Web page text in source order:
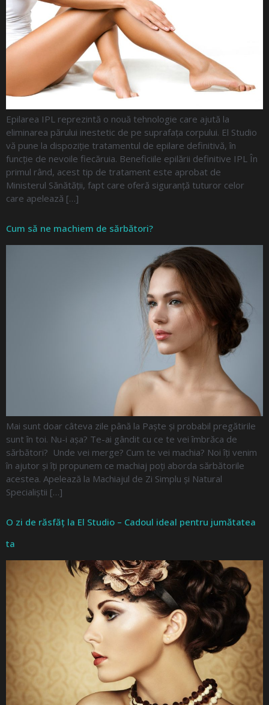
Epilarea IPL reprezintă o nouă tehnologie care ajută la
eliminarea părului inestetic de pe suprafața corpului. El Studio
vă pune la dispoziție tratamentul de epilare definitivă, în
funcție de nevoile fiecăruia. Beneficiile epilării definitive IPL În
primul rând, acest tip de tratament este aprobat de
Ministerul Sănătății, fapt care oferă siguranță tuturor celor
care apelează […]
Cum să ne machiem de sărbători?
Mai sunt doar câteva zile până la Paște și probabil pregătirile
sunt în toi. Nu-i așa? Te-ai gândit cu ce te vei îmbrăca de
sărbători? Unde vei merge? Cum te vei machia? Noi îți venim
în ajutor și îți propunem ce machiaj poți aborda sărbătorile
acestea. Apelează la Machiajul de Zi Simplu și Natural
Specialiștii […]
O zi de răsfăț la El Studio – Cadoul ideal pentru jumătatea
ta